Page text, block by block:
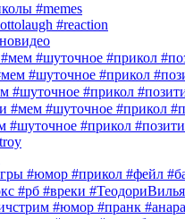
#memes
#reaction
#шуточное #прикол
#шуточное #прикол
#шуточное #прикол
#шуточное #прикол
#шуточное #прикол
#юмор #прикол #фейл
#рб #вреки
#юмор #пранк